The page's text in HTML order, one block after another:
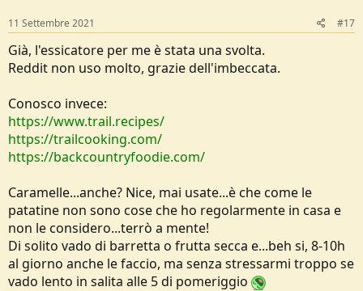
s
:
11 Settembre 2021 #17
Già, l'essicatore per me è stata una svolta.
Reddit non uso molto, grazie dell'imbeccata.
Conosco invece:
https://www.trail.recipes/
https://trailcooking.com/
https://backcountryfoodie.com/
Caramelle...anche? Nice, mai usate...è che come le
patatine non sono cose che ho regolarmente in casa e
non le considero...terrò a mente!
Di solito vado di barretta o frutta secca e...beh si, 8-10h
al giorno anche le faccio, ma senza stressarmi troppo se
vado lento in salita alle 5 di pomeriggio